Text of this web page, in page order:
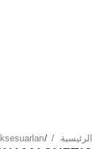
الرئيسية /